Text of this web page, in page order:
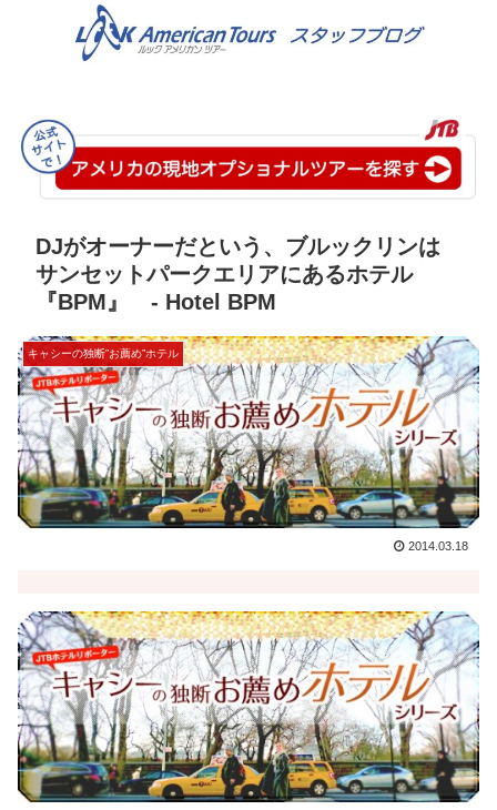
DJがオーナーだという、ブルックリンは
サンセットパークエリアにあるホテル
『BPM』 - Hotel BPM
キャシーの独断”お薦め”ホテル
2014.03.18